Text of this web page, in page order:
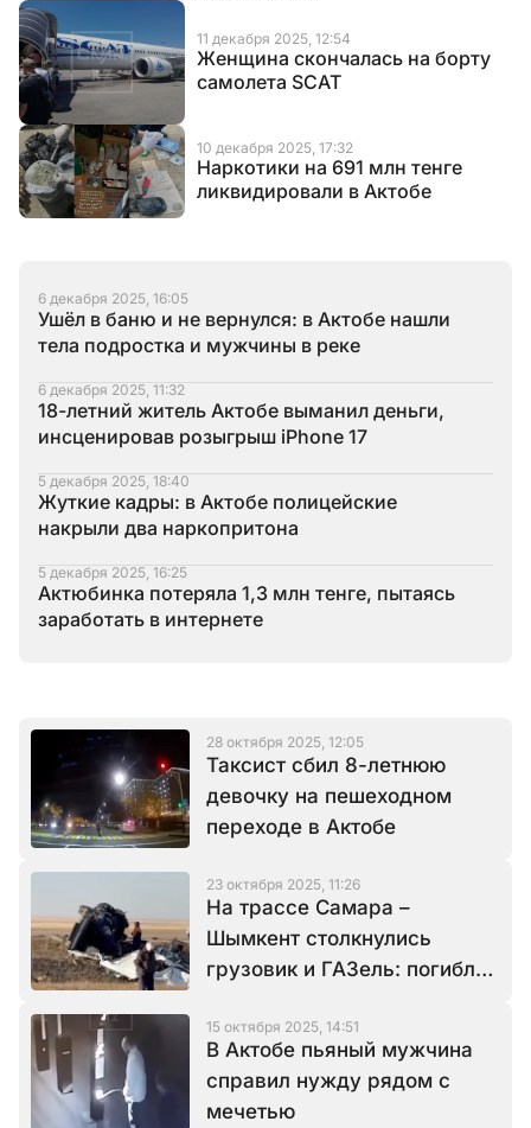
Женщина скончалась на борту
самолета SCAT
11 декабря 2025, 12:54
Наркотики на 691 млн тенге
ликвидировали в Актобе
10 декабря 2025, 17:32
6 декабря 2025, 16:05
Ушёл в баню и не вернулся: в Актобе нашли
тела подростка и мужчины в реке
6 декабря 2025, 11:32
18-летний житель Актобе выманил деньги,
инсценировав розыгрыш iPhone 17
5 декабря 2025, 18:40
Жуткие кадры: в Актобе полицейские
накрыли два наркопритона
5 декабря 2025, 16:25
Актюбинка потеряла 1,3 млн тенге, пытаясь
заработать в интернете
28 октября 2025, 12:05
Таксист сбил 8-летнюю
девочку на пешеходном
переходе в Актобе
23 октября 2025, 11:26
На трассе Самара –
Шымкент столкнулись
грузовик и ГАЗель: погибли
15 октября 2025, 14:51
В Актобе пьяный мужчина
справил нужду рядом с
мечетью